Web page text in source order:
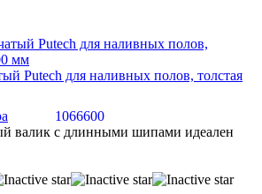
Putech для наливных полов, толстая
1066600
валик с длинными шипами идеален